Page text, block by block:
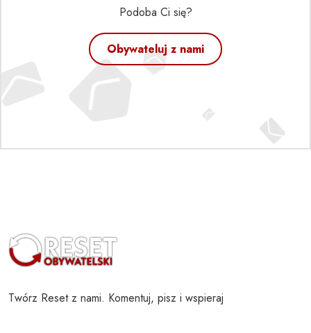
Podoba Ci się?
Obywateluj z nami
Twórz Reset z nami. Komentuj, pisz i wspieraj